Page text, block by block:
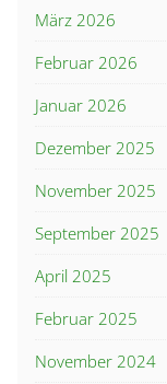
März 2026
Februar 2026
Januar 2026
Dezember 2025
November 2025
September 2025
April 2025
Februar 2025
November 2024